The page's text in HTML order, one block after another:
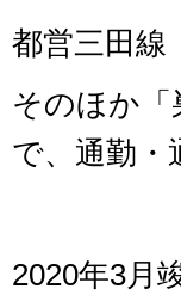
都営三田線
そのほか「
で、通勤・
2020年3月